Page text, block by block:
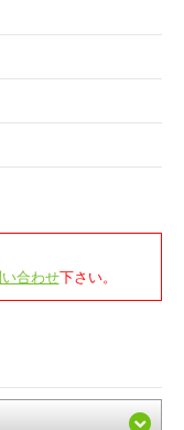
合わせ下さい。